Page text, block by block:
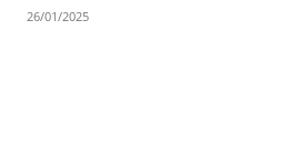
26/01/2025